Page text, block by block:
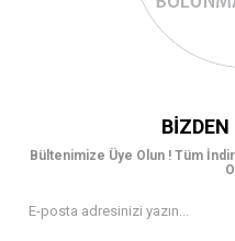
BIZDEN
Bültenimize Üye Olun ! Tüm